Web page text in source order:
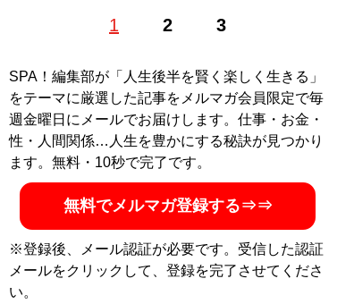
1 2 3
ィネーターなども経験。趣味は読書、ミュージカル、舞
記事一覧へ
SPA！編集部が「人生後半を賢く楽しく生きる」
をテーマに厳選した記事をメルマガ会員限定で毎
週金曜日にメールでお届けします。仕事・お金・
性・人間関係…人生を豊かにする秘訣が見つかり
ます。無料・10秒で完了です。
無料でメルマガ登録する⇒⇒
※登録後、メール認証が必要です。受信した認証
メールをクリックして、登録を完了させてくださ
い。